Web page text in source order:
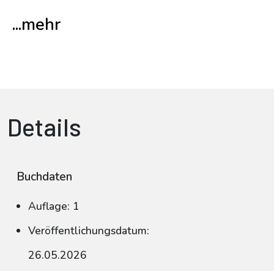
...mehr
Details
Buchdaten
Auflage: 1
Veröffentlichungsdatum:
26.05.2026